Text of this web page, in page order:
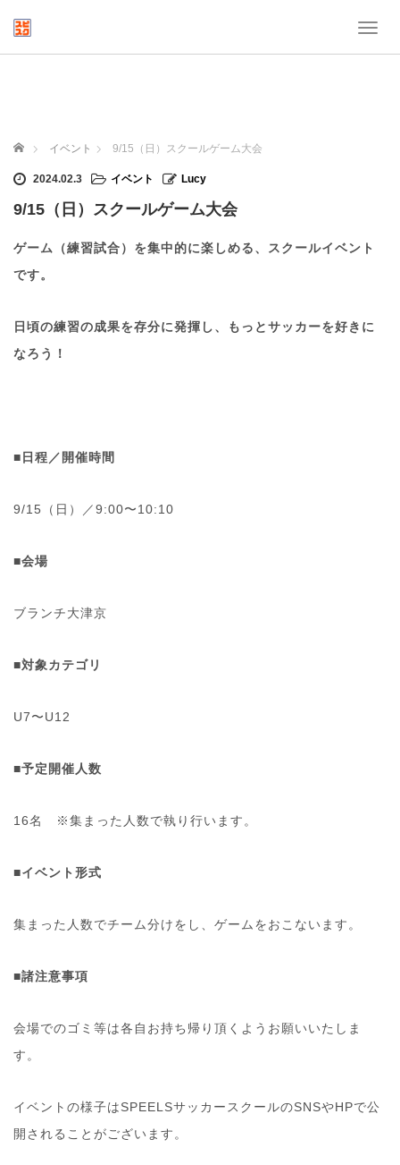
T
t
ホーム イベント 9/15（日）スクールゲーム大会
2024.02.3 イベント Lucy
9/15（日）スクールゲーム大会
ゲーム（練習試合）を集中的に楽しめる、スクールイベント
です。
日頃の練習の成果を存分に発揮し、もっとサッカーを好きに
なろう！
■日程／開催時間
9/15（日）／9:00〜10:10
■会場
ブランチ大津京
■対象カテゴリ
U7〜U12
■予定開催人数
16名 ※集まった人数で執り行います。
■イベント形式
集まった人数でチーム分けをし、ゲームをおこないます。
■諸注意事項
会場でのゴミ等は各自お持ち帰り頂くようお願いいたしま
す。
イベントの様子はSPEELSサッカースクールのSNSやHPで公
開されることがございます。